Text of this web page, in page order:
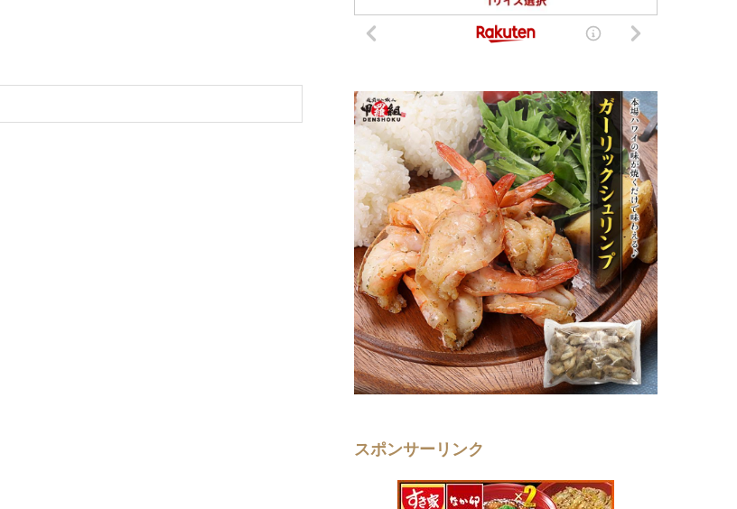
スポンサーリンク